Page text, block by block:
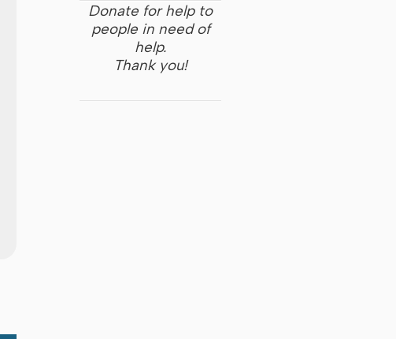
Donate for help to
people in need of
help.
Thank you!